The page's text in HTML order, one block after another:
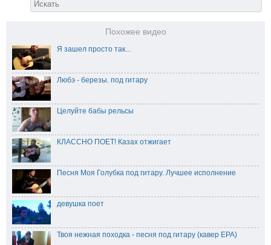
Похожее видео
Я зашел просто так...
Любэ - березы. под гитару
Целуйте бабы рельсы
КЛАССНО ПОЕТ! Казах отжигает
Песня Моя Голубка под гитару. Лучшее исполнение
девушка поет
Твоя нежная походка - песня под гитару (кавер ЕРА)